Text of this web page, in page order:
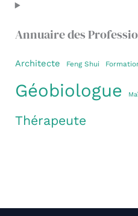
Annuaire des
Architecte Feng Shui
Géobiologue
Thérapeute